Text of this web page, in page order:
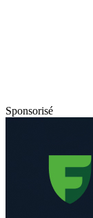
Sponsorisé